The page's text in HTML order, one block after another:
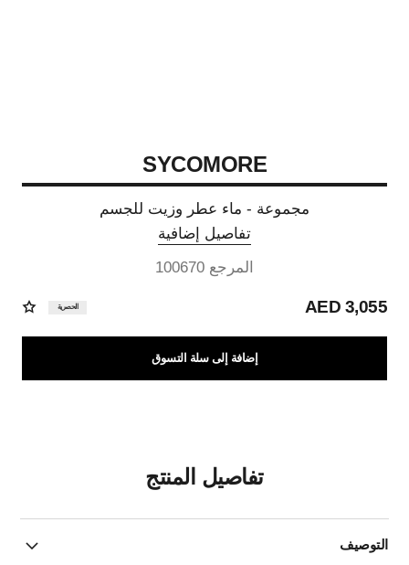
SYCOMORE
مجموعة - ماء عطر وزيت للجسم
تفاصيل إضافية
المرجع 100670
3,055 AED الحصرية
إضافة إلى سلة التسوق
تفاصيل المنتج
التوصيف